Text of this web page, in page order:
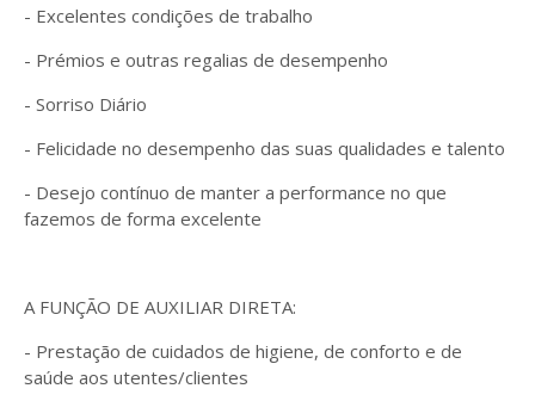
- Excelentes condições de trabalho
- Prémios e outras regalias de desempenho
- Sorriso Diário
- Felicidade no desempenho das suas qualidades e talento
- Desejo contínuo de manter a performance no que
fazemos de forma excelente
A FUNÇÃO DE AUXILIAR DIRETA:
- Prestação de cuidados de higiene, de conforto e de
saúde aos utentes/clientes